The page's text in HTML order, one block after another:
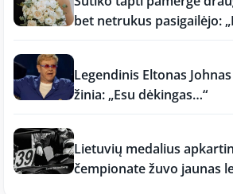
bet netrukus pasigailėjo:
Legendinis Eltonas
žinia: „Esu dėkingas…“
Lietuvių medalius
čempionate žuvo jaunas